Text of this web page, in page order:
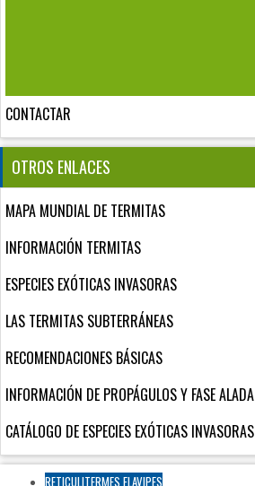
CONTACTAR
OTROS ENLACES
MAPA MUNDIAL DE TERMITAS
INFORMACIÓN TERMITAS
ESPECIES EXÓTICAS INVASORAS
LAS TERMITAS SUBTERRÁNEAS
RECOMENDACIONES BÁSICAS
INFORMACIÓN DE PROPÁGULOS Y FASE ALADA
CATÁLOGO DE ESPECIES EXÓTICAS INVASORAS
RETICULITERMES FLAVIPES